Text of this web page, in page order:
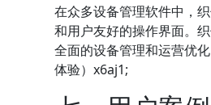
在众多设备管理软件中，
和用户友好的操作界面。
全面的设备管理和运营优
体验）x6aj1;